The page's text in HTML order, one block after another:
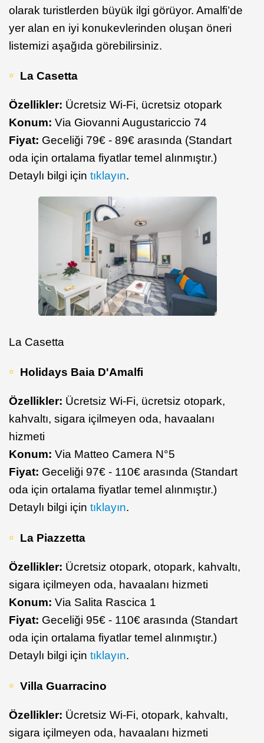
olarak turistlerden büyük ilgi görüyor. Amalfi’de
yer alan en iyi konukevlerinden oluşan öneri
listemizi aşağıda görebilirsiniz.
La Casetta
Özellikler: Ücretsiz Wi-Fi, ücretsiz otopark
Konum: Via Giovanni Augustariccio 74
Fiyat: Geceliği 79€ - 89€ arasında (Standart
oda için ortalama fiyatlar temel alınmıştır.)
Detaylı bilgi için tıklayın.
La Casetta
Holidays Baia D'Amalfi
Özellikler: Ücretsiz Wi-Fi, ücretsiz otopark,
kahvaltı, sigara içilmeyen oda, havaalanı
hizmeti
Konum: Via Matteo Camera N°5
Fiyat: Geceliği 97€ - 110€ arasında (Standart
oda için ortalama fiyatlar temel alınmıştır.)
Detaylı bilgi için tıklayın.
La Piazzetta
Özellikler: Ücretsiz otopark, otopark, kahvaltı,
sigara içilmeyen oda, havaalanı hizmeti
Konum: Via Salita Rascica 1
Fiyat: Geceliği 95€ - 110€ arasında (Standart
oda için ortalama fiyatlar temel alınmıştır.)
Detaylı bilgi için tıklayın.
Villa Guarracino
Özellikler: Ücretsiz Wi-Fi, otopark, kahvaltı,
sigara içilmeyen oda, havaalanı hizmeti